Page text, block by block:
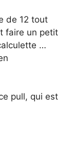
de 12 tout
faire un petit
…
pull, qui est